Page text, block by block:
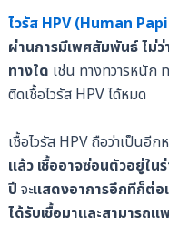
ไวรัส HPV (Human
ผ่านการมีเพศสัมพันธ์ ไม่ว่
ทางใด เช่น ทางทวารหนัก
ติดเชื้อไวรัส HPV ได้หมด
เชื้อไวรัส HPV ถือว่าเป็นอีก
แล้ว เชื้ออาจซ่อนตัวอยู่ใน
ปี จะแสดงอาการอีกทีก็ต่อเ
ได้รับเชื้อมาและสามารถ